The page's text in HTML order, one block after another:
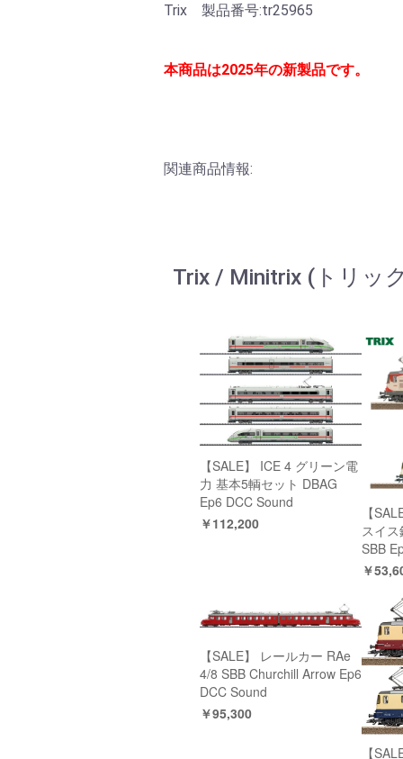
Trix 製品番号:tr25965
本商品は2025年の新製品です。
関連商品情報:
Trix / Minitrix (トリッ
【SALE】 ICE 4 グリーン電
力 基本5輌セット DBAG
Ep6 DCC Sound
￥112,200
【
スイ
SBB
￥
【SALE】 レールカー RAe
4/8 SBB Churchill Arrow Ep6
DCC Sound
￥95,300
【